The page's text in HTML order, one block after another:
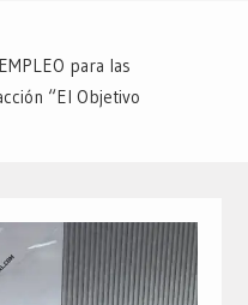
para las
“El Objetivo